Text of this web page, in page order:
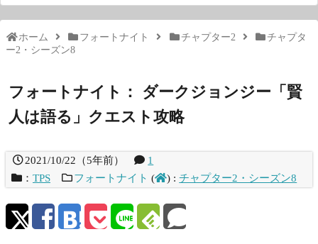
ホーム フォートナイト チャプター2
チャプタ
ー2・シーズン8
フォートナイト： ダークジョンジー「賢
人は語る」クエスト攻略
2021/10/22 （5年前）
1
： TPS フォートナイト ( ) :チャプター2・シーズン8